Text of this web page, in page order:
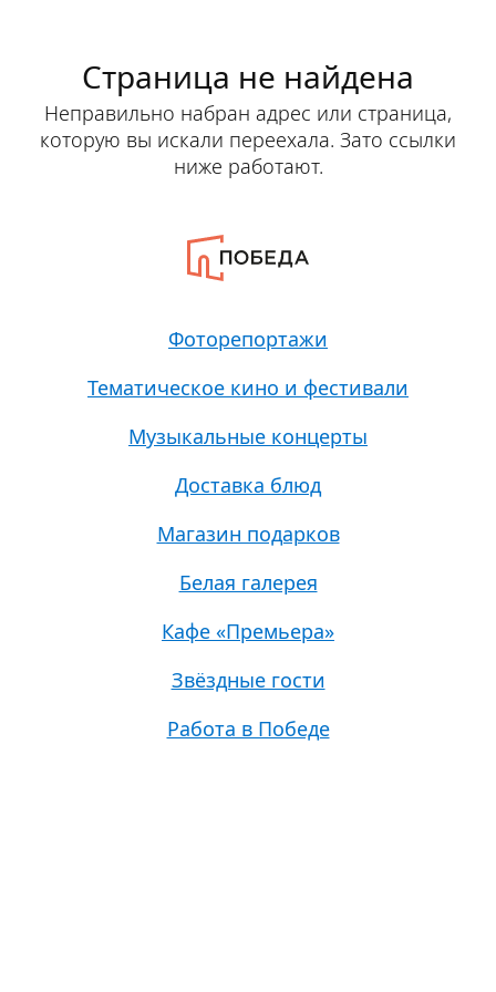
Страница не найдена
Неправильно набран адрес или страница,
которую вы искали переехала. Зато ссылки
ниже работают.
Фоторепортажи
Тематическое кино и фестивали
Музыкальные концерты
Доставка блюд
Магазин подарков
Белая галерея
Кафе «Премьера»
Звёздные гости
Работа в Победе